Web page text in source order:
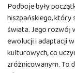
Podboje były
hiszpańskiego, który
świata. Jego rozwój
ewolucji i adaptacji
kulturowych, co
zróżnicowanym. To